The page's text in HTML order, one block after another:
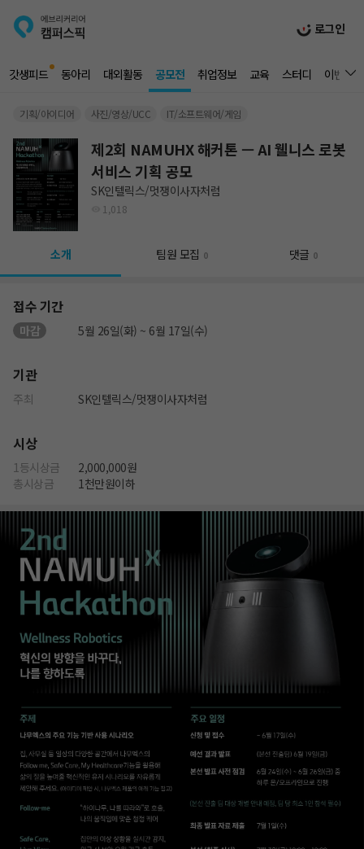
로그인
갓생피드 동아리 대외활동 공모전 취업정보 교육 스터디 이벤트
기획/아이디어 사진/영상/UCC IT/소프트웨어/게임
제2회 NAMUHX 해커톤 — AI 웰니스 로봇
서비스 기획 공모
SK인텔릭스/멋쟁이사자처럼
1,018
소개 팀원 모집 0 댓글 0
접수 기간
마감 5월 26일(화) ~ 6월 17일(수)
기관
주최 SK인텔릭스/멋쟁이사자처럼
시상
1등시상금
2,000,000원
총시상금
1천만원이하